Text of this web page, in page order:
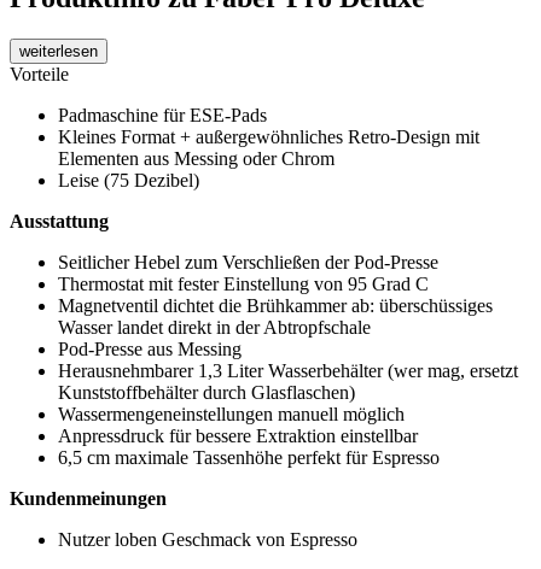
weiterlesen
Vorteile
Padmaschine für ESE-Pads
Kleines Format + außergewöhnliches Retro-Design mit
Elementen aus Messing oder Chrom
Leise (75 Dezibel)
Ausstattung
Seitlicher Hebel zum Verschließen der Pod-Presse
Thermostat mit fester Einstellung von 95 Grad C
Magnetventil dichtet die Brühkammer ab: überschüssiges
Wasser landet direkt in der Abtropfschale
Pod-Presse aus Messing
Herausnehmbarer 1,3 Liter Wasserbehälter (wer mag, ersetzt
Kunststoffbehälter durch Glasflaschen)
Wassermengeneinstellungen manuell möglich
Anpressdruck für bessere Extraktion einstellbar
6,5 cm maximale Tassenhöhe perfekt für Espresso
Kundenmeinungen
Nutzer loben Geschmack von Espresso